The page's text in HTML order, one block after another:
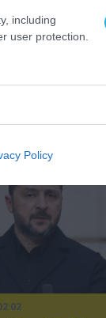
including
user protection.
Policy
αλλά…